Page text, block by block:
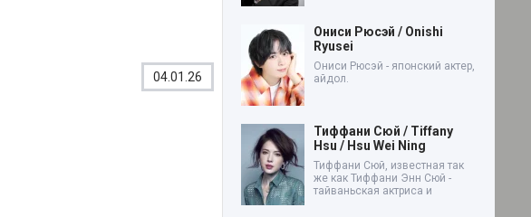
04.01.26
Ониси Рюсэй / Onishi
Ryusei
Ониси Рюсэй - японский актер,
айдол.
Тиффани Сюй / Tiffany
Hsu / Hsu Wei Ning
Тиффани Сюй, известная так
же как Тиффани Энн Сюй -
тайваньская актриса и